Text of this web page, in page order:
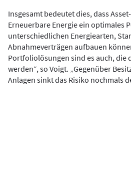
Insgesamt bedeutet dies, dass
Erneuerbare Energie ein optimales
unterschiedlichen Energiearten,
Abnahmeverträgen aufbauen
Portfoliolösungen sind es auch, die
werden“, so Voigt. „Gegenüber
Anlagen sinkt das Risiko nochmals